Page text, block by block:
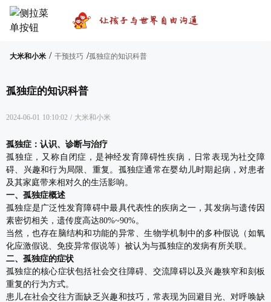
大米和小米 / 干预技巧 /孤独症的知识科普
孤独症的知识科普
2024-06-01 10:10:02 / 大米和小米
孤独症：认识、诊断与治疗
孤独症，又称自闭症，是神经发育障碍性疾病，日常表现为社交障
碍、兴趣和行为局限、重复。孤独症通常在婴幼儿时期起病，对患者
及其家庭带来相对久的生活影响。
一、孤独症概述
孤独症是广泛性发育障碍中最具代表性的疾病之一，其发病与遗传因
素密切相关，遗传度高达80%~90%。
当然，也存在脑结构和功能的异常、生物学机制中的多种假说（如氧
化应激假说、免疫异常假说等）被认为与孤独症的发病有所关联。
二、孤独症的症状
孤独症的核心症状包括社会交往障碍、交流障碍以及兴趣狭窄和刻板
重复的行为方式。
患儿在社会交往方面缺乏兴趣和技巧，常表现为回避目光、对呼唤缺